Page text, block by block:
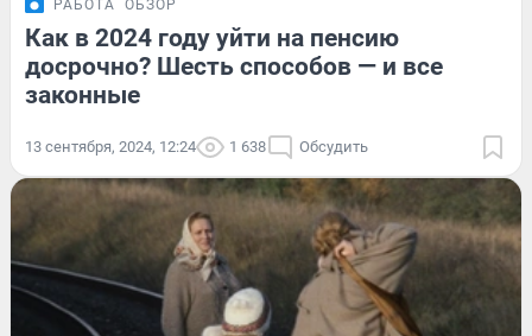
РАБОТА ОБЗОР
Как в 2024 году уйти на пенсию
досрочно? Шесть способов — и все
законные
13 сентября, 2024, 12:24 1 638 Обсудить